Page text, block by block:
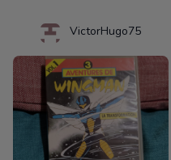
VictorHugo75